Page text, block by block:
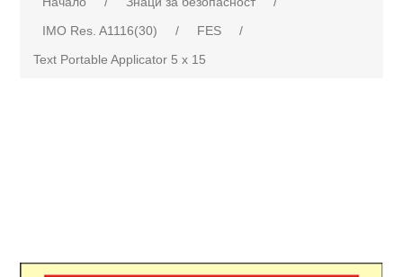
IMO Res. A1116(30)
/ FES
/
Text Portable Applicator 5 x 15